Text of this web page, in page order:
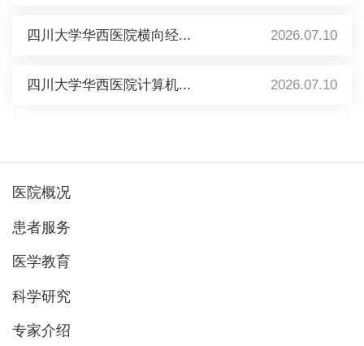
四川大学华西医院横向经... 2026.07.10
四川大学华西医院计算机... 2026.07.10
医院概况
患者服务
医学教育
科学研究
专家介绍